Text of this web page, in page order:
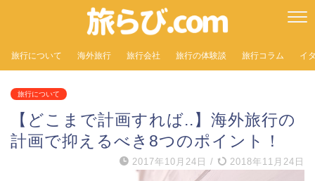
旅行について 海外旅行 旅行会社 旅行の体験談 旅行コラム イ
旅行について
【どこまで計画すれば..】海外旅行の
計画で抑えるべき8つのポイント！
2017年10月24日 / 2018年11月24日